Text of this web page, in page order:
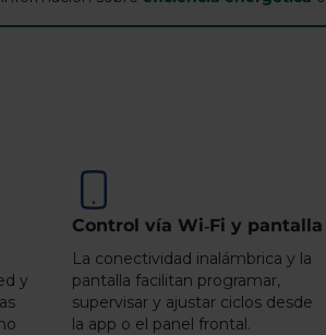
y
Control vía Wi‑Fi y pantalla
La conectividad inalámbrica y la
pantalla facilitan programar,
supervisar y ajustar ciclos desde
la app o el panel frontal.